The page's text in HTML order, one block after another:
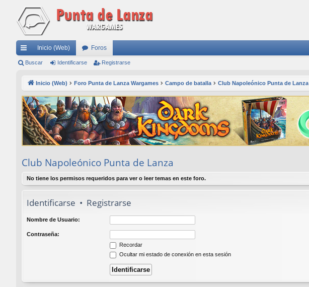
nl
rá
pi
do
Inicio (Web) Foros
Buscar Identificarse Registrarse
Inicio (Web) Foro Punta de Lanza Wargames Campo de batalla Club Napoleónico Punta de Lanza
Club Napoleónico Punta de Lanza
No tiene los permisos requeridos para ver o leer temas en este foro.
Identificarse • Registrarse
Nombre de Usuario:
Contraseña:
Recordar
Ocultar mi estado de conexión en esta sesión